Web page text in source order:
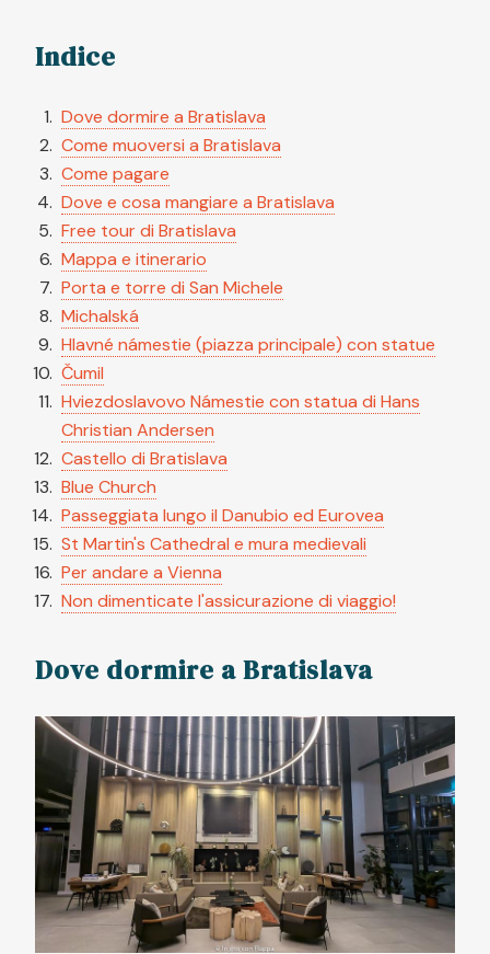
Indice
Dove dormire a Bratislava
Come muoversi a Bratislava
Come pagare
Dove e cosa mangiare a Bratislava
Free tour di Bratislava
Mappa e itinerario
Porta e torre di San Michele
Michalská
Hlavné námestie (piazza principale) con statue
Čumil
Hviezdoslavovo Námestie con statua di Hans
Christian Andersen
Castello di Bratislava
Blue Church
Passeggiata lungo il Danubio ed Eurovea
St Martin's Cathedral e mura medievali
Per andare a Vienna
Non dimenticate l'assicurazione di viaggio!
Dove dormire a Bratislava